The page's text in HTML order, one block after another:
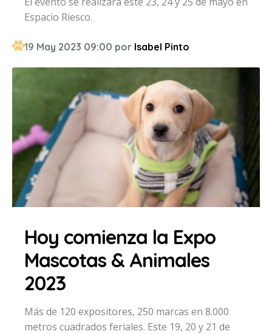
Espacio Riesco.
19 May 2023 09:00 por Isabel Pinto
Hoy comienza la Expo
Mascotas & Animales
2023
Más de 120 expositores, 250 marcas en 8.000
metros cuadrados feriales. Este 19, 20 y 21 de